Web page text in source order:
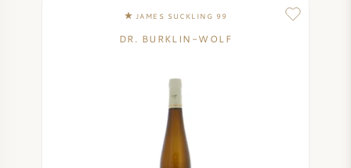
JAMES SUCKLING 99
DR. BURKLIN-WOLF